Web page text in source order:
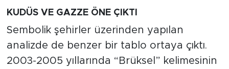
KUDÜS VE GAZZE ÖNE ÇIKTI
Sembolik şehirler üzerinden yapılan
analizde de benzer bir tablo ortaya çıktı.
2003-2005 yıllarında “Brüksel” kelimesinin